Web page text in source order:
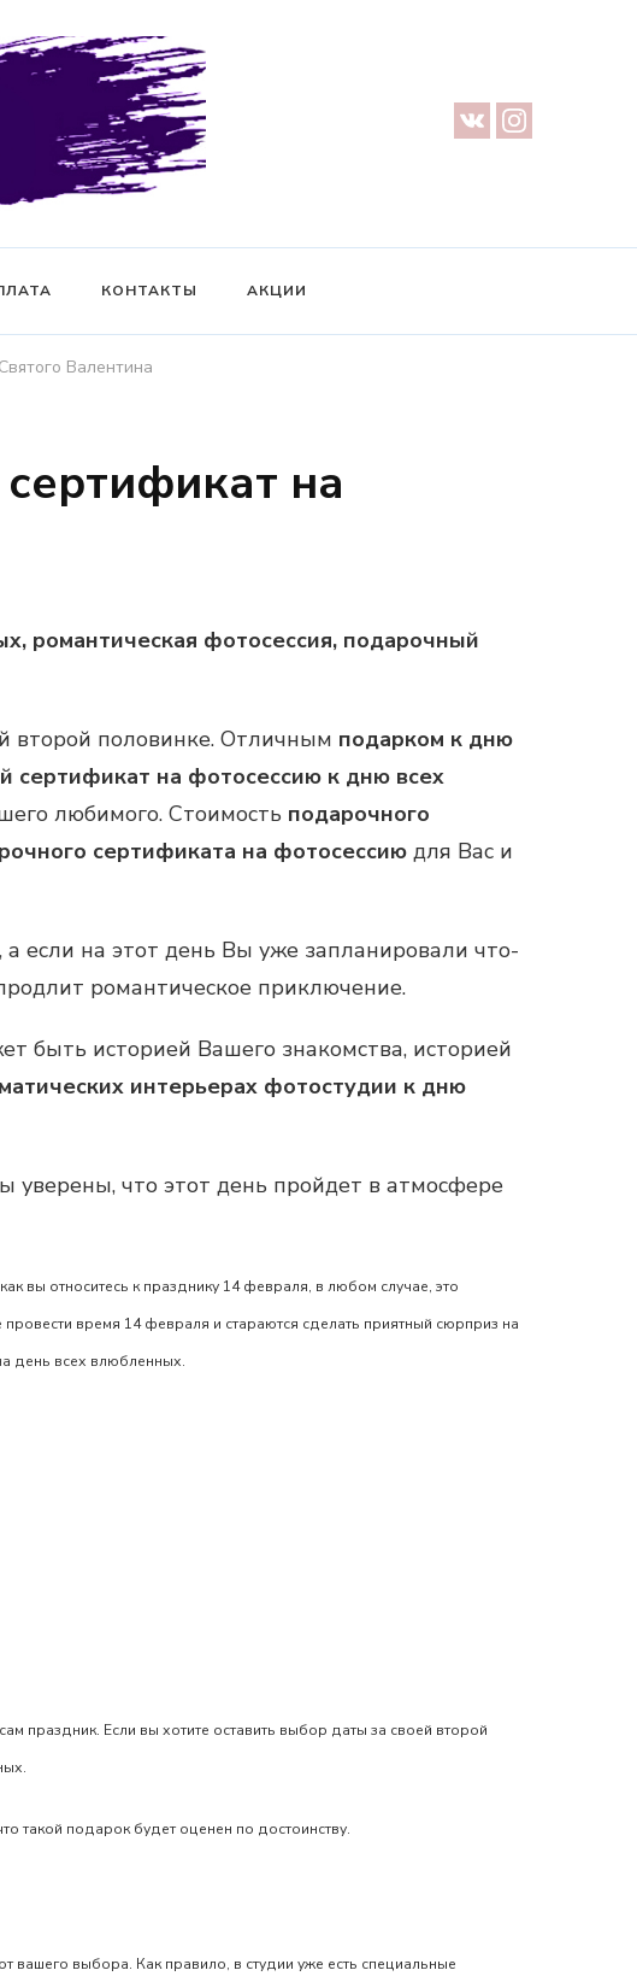
— Сертификат на фотосессию
КОНТАКТЫ АКЦИИ
Валентина
на
романтическая фотосессия, подарочный
второй половинке. Отличным подарком к дню
сертификат на фотосессию к дню всех
любимого. Стоимость подарочного
сертификата на фотосессию для Вас и
если на этот день Вы уже запланировали что-
романтическое приключение.
быть историей Вашего знакомства, историей
интерьерах фотостудии к дню
уверены, что этот день пройдет в атмосфере
вы относитесь к празднику 14 февраля, в любом случае, это
время 14 февраля и стараются сделать приятный сюрприз на
день всех влюбленных.
праздник. Если вы хотите оставить выбор даты за своей второй
такой подарок будет оценен по достоинству.
вашего выбора. Как правило, в студии уже есть специальные